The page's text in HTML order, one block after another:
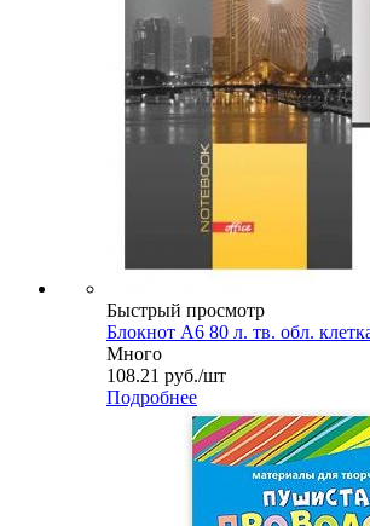
Быстрый просмотр
Блокнот А6 80 л. тв. обл.
Много
108.21 руб./шт
Подробнее